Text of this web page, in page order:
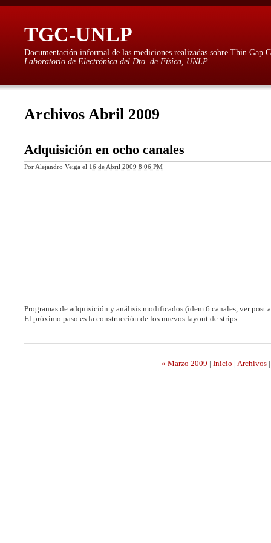
TGC-UNLP
Documentación informal de las mediciones realizadas sobre Thin Gap
Laboratorio de Electrónica del Dto. de Física, UNLP
Archivos Abril 2009
Adquisición en ocho canales
Por Alejandro Veiga el 16 de Abril 2009 8:06 PM
Programas de adquisición y análisis modificados (idem 6 canales, ver post
El próximo paso es la construcción de los nuevos layout de strips.
« Marzo 2009 | Inicio | Archivos